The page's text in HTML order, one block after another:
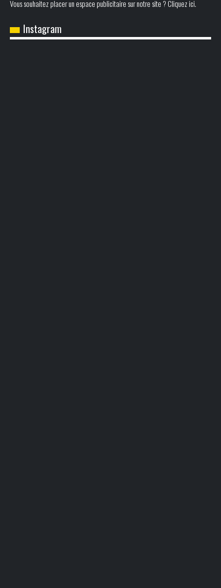
Vous souhaitez placer un espace publicitaire sur notre site ? Cliquez ici.
Instagram